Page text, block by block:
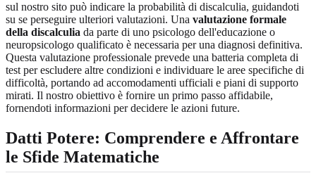
sul nostro sito può indicare la probabilità di discalculia, guidandoti
su se perseguire ulteriori valutazioni. Una valutazione formale
della discalculia da parte di uno psicologo dell'educazione o
neuropsicologo qualificato è necessaria per una diagnosi definitiva.
Questa valutazione professionale prevede una batteria completa di
test per escludere altre condizioni e individuare le aree specifiche di
difficoltà, portando ad accomodamenti ufficiali e piani di supporto
mirati. Il nostro obiettivo è fornire un primo passo affidabile,
fornendoti informazioni per decidere le azioni future.
Datti Potere: Comprendere e Affrontare
le Sfide Matematiche